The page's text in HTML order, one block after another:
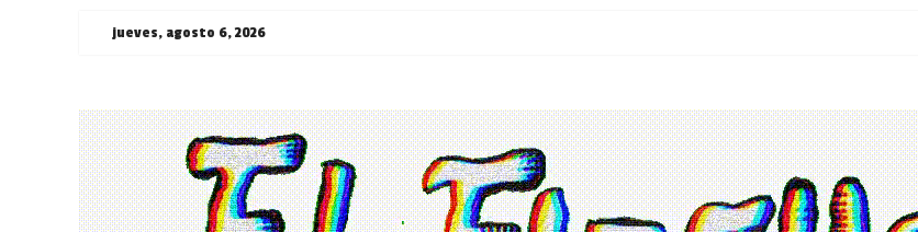
Saltarjueves, agosto 6, 2026
¯\_(ツ)_/
¯